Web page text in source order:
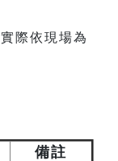
際依現場為
備註